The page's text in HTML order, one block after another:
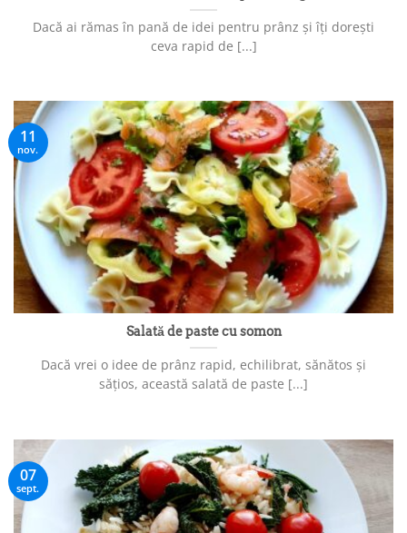
Dacă ai rămas în pană de idei pentru prânz și îți dorești
ceva rapid de [...]
Salată de paste cu somon
Dacă vrei o idee de prânz rapid, echilibrat, sănătos și
sățios, această salată de paste [...]
11
nov.
07
sept.